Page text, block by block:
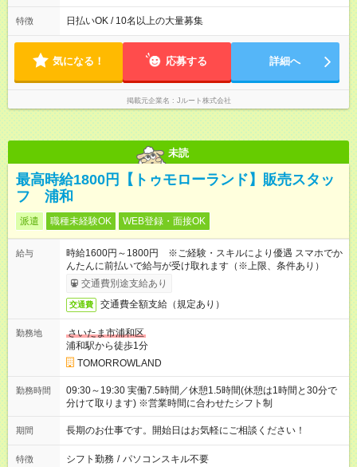
働8時間） ※週5日勤務（場所次第では週4も有り） ※配達状況に
よって時間外での勤務可能性有り ※案件により多少の前後あり
特徴 日払いOK / 10名以上の大量募集
気になる！ 応募する 詳細へ
掲載元企業名 Jルート株式会社
未読
最高時給1800円【トゥモローランド】販売スタッ
フ 浦和
派遣 職種未経験OK WEB登録・面接OK
給与
時給1600円～1800円 ※ご経験・スキルにより優遇 スマホでか
んたんに前払いで給与が受け取れます（※上限、条件あり）
交通費別途支給あり
交通費 交通費全額支給（規定あり）
勤務地
さいたま市浦和区
浦和駅から徒歩1分
TOMORROWLAND
勤務時間
09:30～19:30 実働7.5時間／休憩1.5時間(休憩は1時間と30分で
分けて取ります) ※営業時間に合わせたシフト制
期間 長期のお仕事です。開始日はお気軽にご相談ください！
特徴 シフト勤務 / パソコンスキル不要